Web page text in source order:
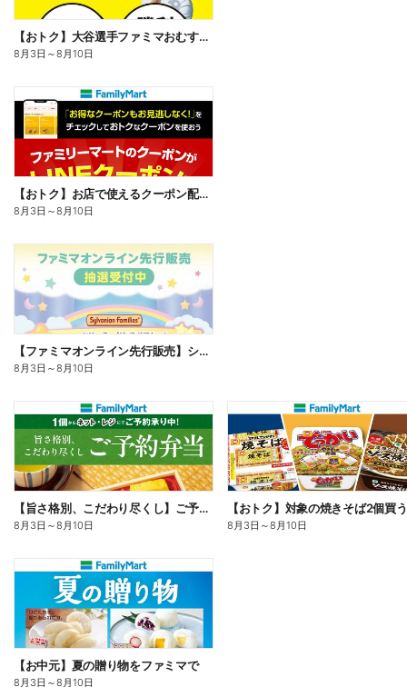
【おトク】大谷選手ファミマおむすび割
8月3日 ～8月10日
【おトク】お店で使えるクーポン配信中
8月3日 ～8月10日
【ファミマオンライン先行販売】シルバニアファミリー
8月3日 ～8月10日
【旨さ格別、こだわり尽くし】ご予約弁当
8月3日 ～8月10日 8月3日 ～8月10日
【お中元】夏の贈り物をファミマで
8月3日 ～8月10日